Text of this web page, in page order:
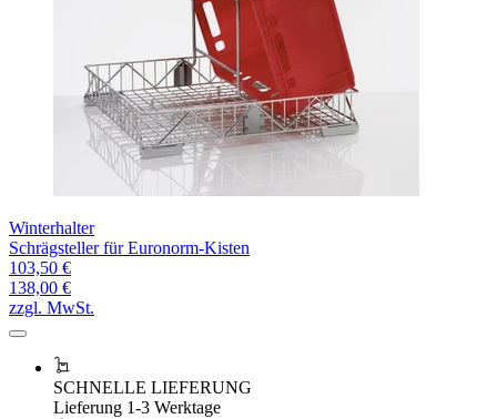
Winterhalter
Schrägsteller für Euronorm-Kisten
103,50 €
138,00 €
zzgl. MwSt.
SCHNELLE LIEFERUNG
Lieferung 1-3 Werktage